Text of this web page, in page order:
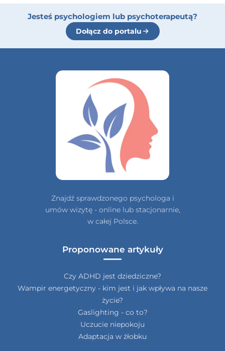
Jesteś psychologiem lub psychoterapeutą?
Dołącz do portalu
Znajdź sprawdzonego psychologa i
umów wizytę - online lub stacjonarnie,
w całej Polsce.
Proponowane artykuły
Czy ADHD jest dziedziczne?
Wampir energetyczny - kim jest i jak wpływa na nasze
życie?
Gaslighting - co to?
Uczucie niepokoju
Adaptacja w żłobku